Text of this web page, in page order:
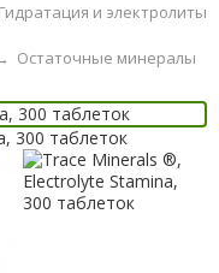
Гидратация и электролиты
Остаточные минералы